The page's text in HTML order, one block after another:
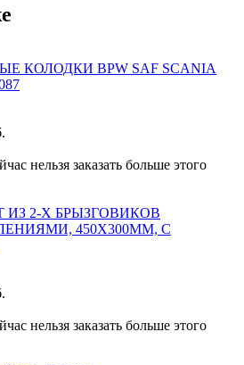
КОЛОДКИ BPW SAF SCANIA
нельзя заказать больше этого
ИЗ 2-Х БРЫЗГОВИКОВ
450Х300ММ, С
нельзя заказать больше этого